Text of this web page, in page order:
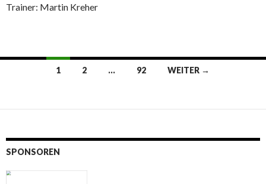
Trainer: Martin Kreher
Beitragsnavigation
1 2 … 92 WEITER →
SPONSOREN